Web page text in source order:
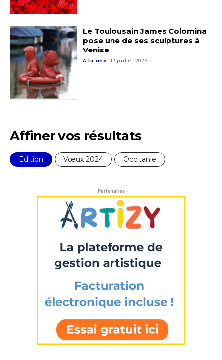
Statut / Organisation
J'accepte lestermes et conditions
* Champ obligatoire
Adresse email*
Statut / Organisation
J'accepte lestermes et conditions
Le Toulousain James Colomina
pose une de ses sculptures à
Venise
A la une 13 juillet 2026
Affiner vos résultats
Edition Vœux 2024 Occitanie
- Partenaires -